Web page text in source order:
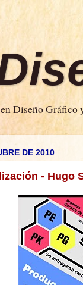
Diseño
DE 2010
- Hugo